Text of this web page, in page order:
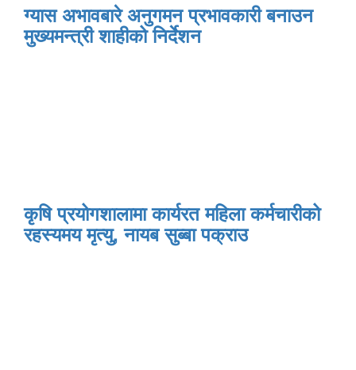
ग्यास अभावबारे अनुगमन प्रभावकारी बनाउन
मुख्यमन्त्री शाहीको निर्देशन
कृषि प्रयोगशालामा कार्यरत महिला कर्मचारीको
रहस्यमय मृत्यु, नायब सुब्बा पक्राउ